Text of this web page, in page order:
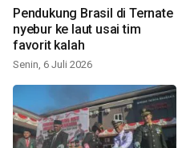
Pendukung Brasil di Ternate
nyebur ke laut usai tim
favorit kalah
Senin, 6 Juli 2026